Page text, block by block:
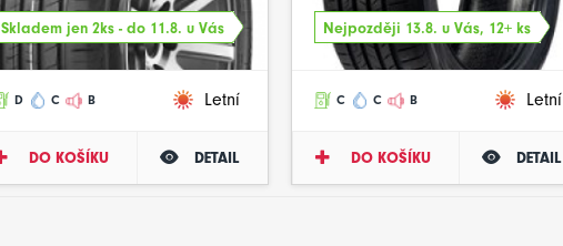
Skladem jen 2ks - do 11.8. u Vás
D C B Letní
DO KOŠÍKU DETAIL
Nejpozději 13.8. u Vás, 12+ ks
C C B Letní
DO KOŠÍKU DETAIL